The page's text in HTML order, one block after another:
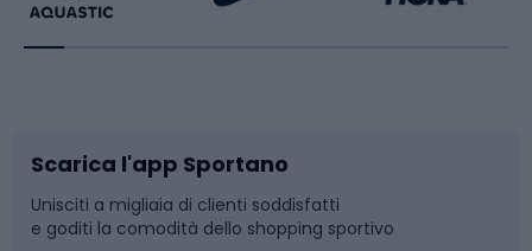
Bikepacking
Bushcraft
Corsa
Sport con le racchette
Slitte e slittini
Snowboard
Scarica l'app Sportano
Unisciti a migliaia di clienti soddisfatti
e goditi la comodità dello shopping sportivo